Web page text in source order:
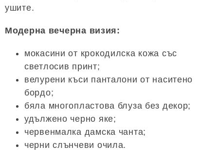
ушите.
Модерна вечерна визия:
мокасини от крокодилска кожа със
светлосив принт;
велурени къси панталони от наситено
бордо;
бяла многопластова блуза без декор;
удължено черно яке;
червенмалка дамска чанта;
черни слънчеви очила.